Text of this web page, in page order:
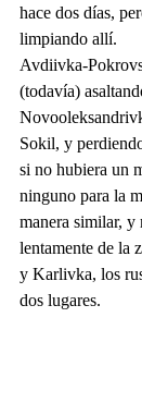
hace dos días,
limpiando allí.
Avdiivka-
(todavía)
Sokil, y
si no hubiera un
ninguno para la
manera similar, y
lentamente de la
y Karlivka, los
dos lugares.